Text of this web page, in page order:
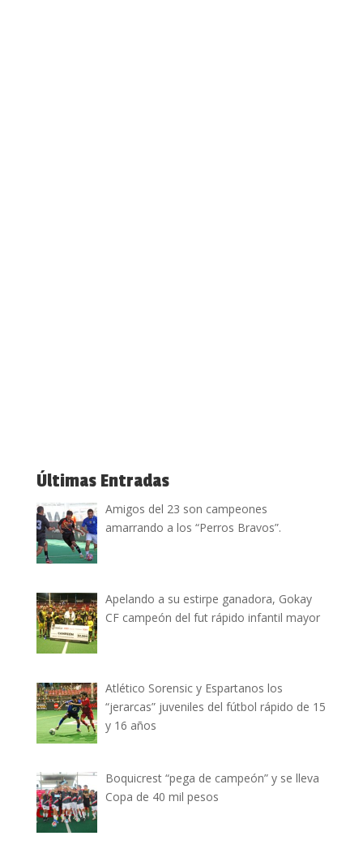
Últimas Entradas
Amigos del 23 son campeones
amarrando a los “Perros Bravos”.
Apelando a su estirpe ganadora, Gokay
CF campeón del fut rápido infantil mayor
Atlético Sorensic y Espartanos los
“jerarcas” juveniles del fútbol rápido de 15
y 16 años
Boquicrest “pega de campeón” y se lleva
Copa de 40 mil pesos